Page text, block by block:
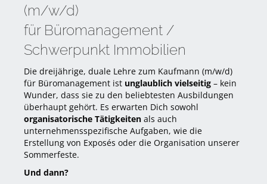
(m/w/d)
für Büromanagement /
Schwerpunkt Immobilien
Die dreijährige, duale Lehre zum Kaufmann (m/w/d)
für Büromanagement ist unglaublich vielseitig – kein
Wunder, dass sie zu den beliebtesten Ausbildungen
überhaupt gehört. Es erwarten Dich sowohl
organisatorische Tätigkeiten als auch
unternehmensspezifische Aufgaben, wie die
Erstellung von Exposés oder die Organisation unserer
Sommerfeste.
Und dann?